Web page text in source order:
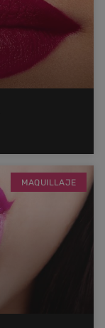
MAQUILLAJE